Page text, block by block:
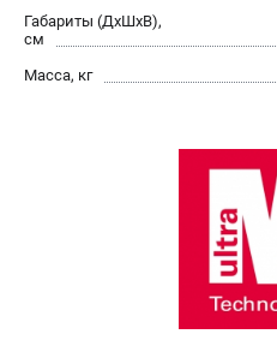
Угловые шлифмашины (УШМ)
Перфораторы
Дрели
АККУМУЛЯТОРНЫЙ ИНСТРУМЕНТ
Аккумуляторные шуруповерты
Аккумуляторные перфораторы
Аккумуляторные УШМ
Габариты (ДхШхВ),
см
Масса, кг